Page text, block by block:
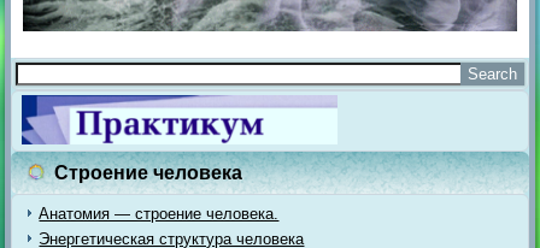
Строение человека
Анатомия — строение человека.
Энергетическая структура человека